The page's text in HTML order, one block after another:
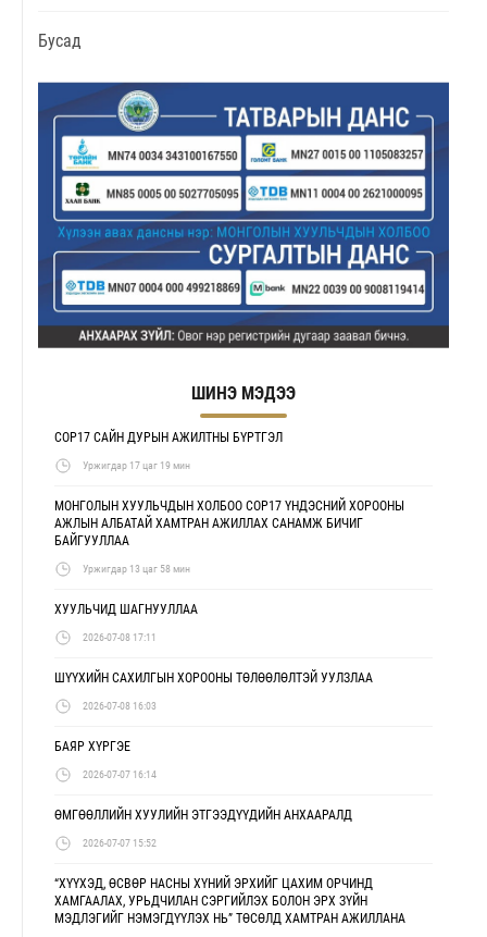
Бусад
ШИНЭ МЭДЭЭ
COP17 САЙН ДУРЫН АЖИЛТНЫ БҮРТГЭЛ
Уржигдар 17 цаг 19 мин
МОНГОЛЫН ХУУЛЬЧДЫН ХОЛБОО COP17 ҮНДЭСНИЙ ХОРООНЫ
АЖЛЫН АЛБАТАЙ ХАМТРАН АЖИЛЛАХ САНАМЖ БИЧИГ
БАЙГУУЛЛАА
Уржигдар 13 цаг 58 мин
ХУУЛЬЧИД ШАГНУУЛЛАА
2026-07-08 17:11
ШҮҮХИЙН САХИЛГЫН ХОРООНЫ ТӨЛӨӨЛӨЛТЭЙ УУЛЗЛАА
2026-07-08 16:03
БАЯР ХҮРГЭЕ
2026-07-07 16:14
ӨМГӨӨЛЛИЙН ХУУЛИЙН ЭТГЭЭДҮҮДИЙН АНХААРАЛД
2026-07-07 15:52
“ХҮҮХЭД, ӨСВӨР НАСНЫ ХҮНИЙ ЭРХИЙГ ЦАХИМ ОРЧИНД
ХАМГААЛАХ, УРЬДЧИЛАН СЭРГИЙЛЭХ БОЛОН ЭРХ ЗҮЙН
МЭДЛЭГИЙГ НЭМЭГДҮҮЛЭХ НЬ” ТӨСӨЛД ХАМТРАН АЖИЛЛАНА